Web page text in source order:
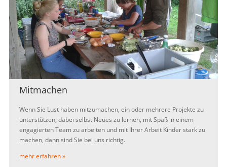
Mitmachen
Wenn Sie Lust haben mitzumachen, ein oder mehrere Projekte zu
unterstützen, dabei selbst Neues zu lernen, mit Spaß in einem
engagierten Team zu arbeiten und mit Ihrer Arbeit Kinder stark zu
machen, dann sind Sie bei uns richtig.
mehr erfahren »